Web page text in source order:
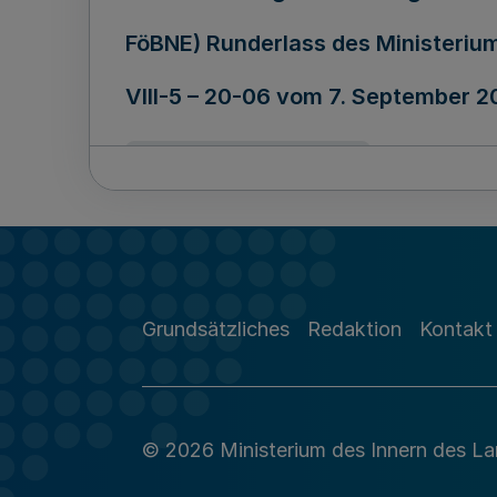
FöBNE) Runderlass des
VIII-5 – 20-06 vom 7. September
Runderlass des Ministeriums für
088 0010 – vom 18. Juli 2016
Ausfertigungsdatum 18.07.2016
Grundsätzliches Redaktion Kontakt
© 2026 Ministerium des Innern des